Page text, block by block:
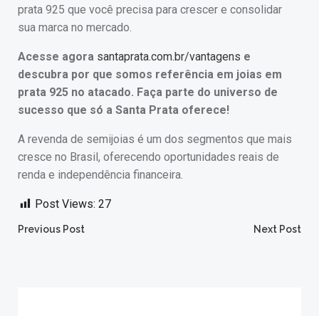
prata 925 que você precisa para crescer e consolidar
sua marca no mercado.
Acesse agora santaprata.com.br/vantagens e
descubra por que somos referência em joias em
prata 925 no atacado. Faça parte do universo de
sucesso que só a Santa Prata oferece!
A revenda de semijoias é um dos segmentos que mais
cresce no Brasil, oferecendo oportunidades reais de
renda e independência financeira.
Post Views: 27
Post
Previous Post Next Post